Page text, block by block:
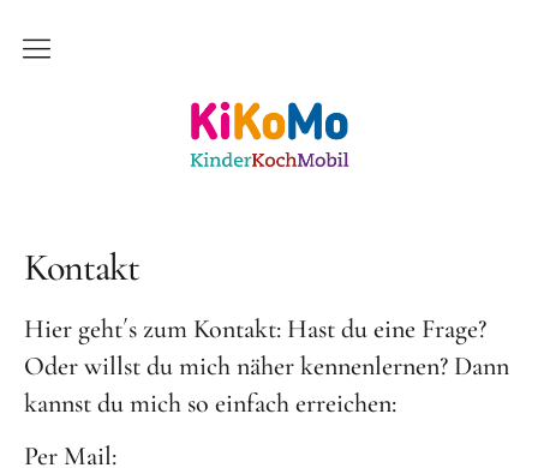
Kinderkochmobil KiKoMo Karlsruhe
Start
Meine Freunde
Saisonal – Regional – Bio
Wir sind “in-Form”
Kontakt
Hier geht´s zum Kontakt: Hast du eine Frage?
Oder willst du mich näher kennenlernen? Dann
kannst du mich so einfach erreichen:
Per Mail: